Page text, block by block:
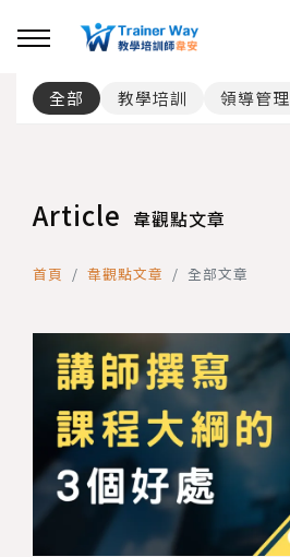
回主選單
TDL團隊領導力
職場人際溝通力
全部 教學培訓 領導管理
Article 韋觀點文章
首頁 韋觀點文章 全部文章